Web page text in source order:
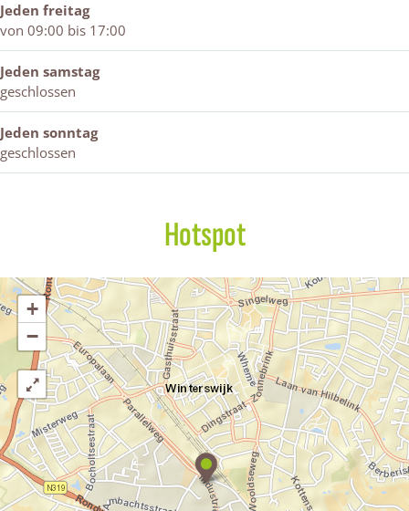
Jeden freitag
von 09:00 bis 17:00
Jeden samstag
geschlossen
Jeden sonntag
geschlossen
Hotspot
N
.
V
+
−